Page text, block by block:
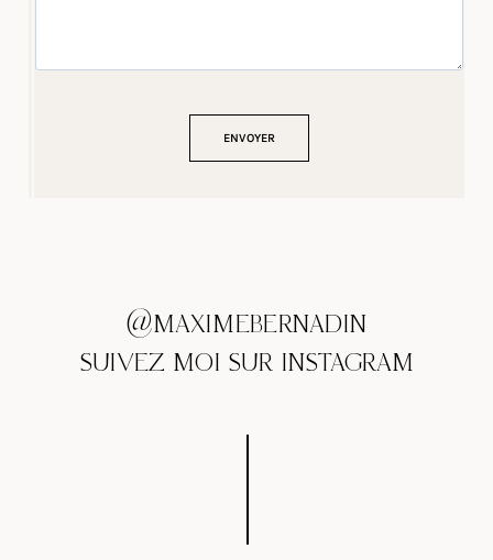
@MAXIMEBERNADIN
SUIVEZ MOI SUR INSTAGRAM